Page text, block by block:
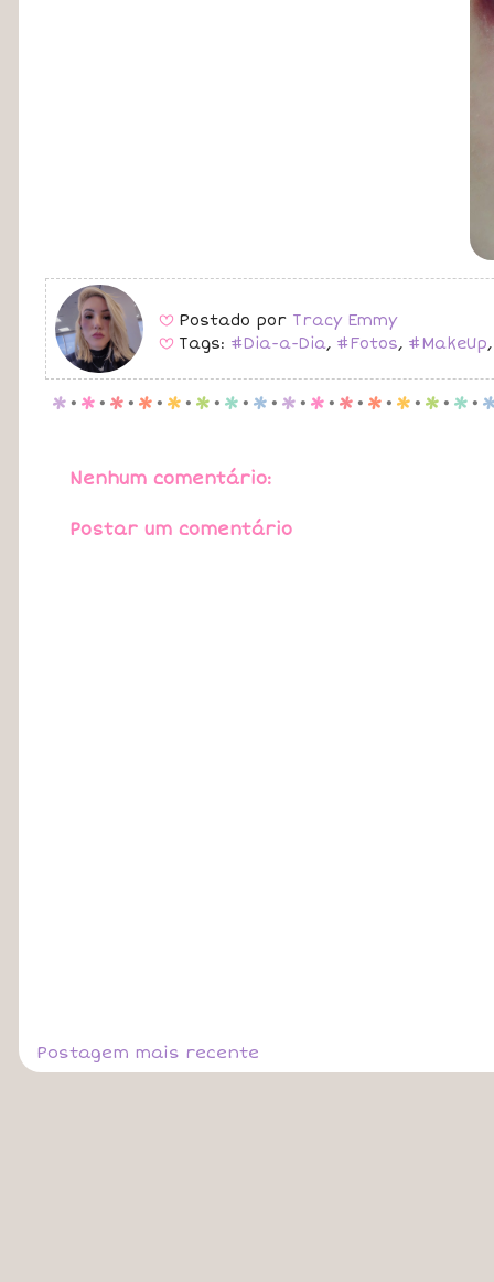
B Postado por Tracy Emmy
B Tags: #Dia-a-Dia, #Fotos, #MakeUp
p . p . p . p . p . p . p . p . p . p . p . p . p . p . p .
Nenhum comentário:
Postar um comentário
Postagem mais recente